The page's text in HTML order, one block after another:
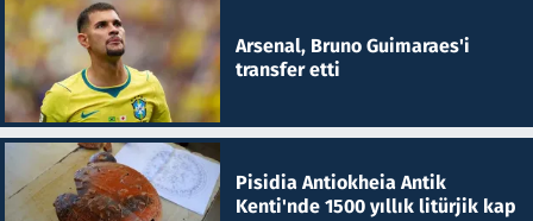
Arsenal, Bruno Guimaraes'i
transfer etti
Pisidia Antiokheia Antik
Kenti'nde 1500 yıllık litürjik kap